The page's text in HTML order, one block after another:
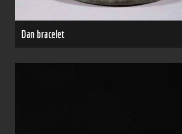
Dan bracelet